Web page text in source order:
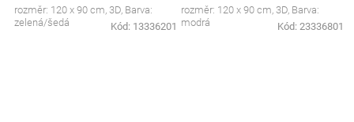
rozměr: 120 x 90 cm, 3D, Barva:
zelená/šedá
Kód: 13336201
rozměr: 120 x 90 cm, 3D, Barva:
modrá
Kód: 23336801